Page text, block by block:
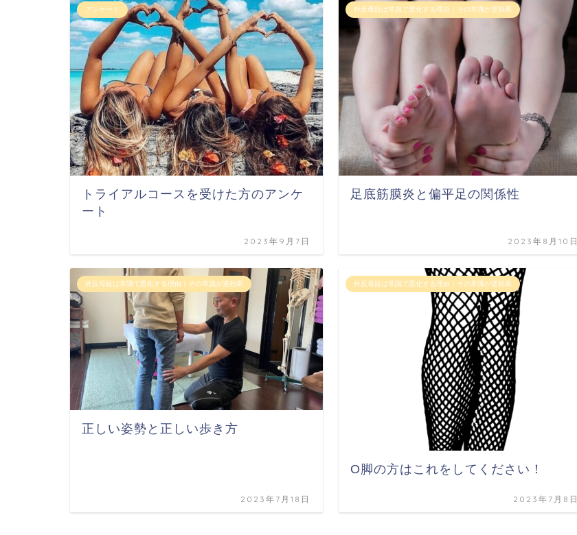
アンケート
トライアルコースを受けた方のアンケ
ート
2023年9月7日
外反母趾は常識で悪化する理由｜その常識が逆効果
足底筋膜炎と偏平足の関係性
2023年8月10日
外反母趾は常識で悪化する理由｜その常識が逆効果
正しい姿勢と正しい歩き方
2023年7月18日
外反母趾は常識で悪化する理由｜その常識が逆効果
O脚の方はこれをしてください！
2023年7月8日